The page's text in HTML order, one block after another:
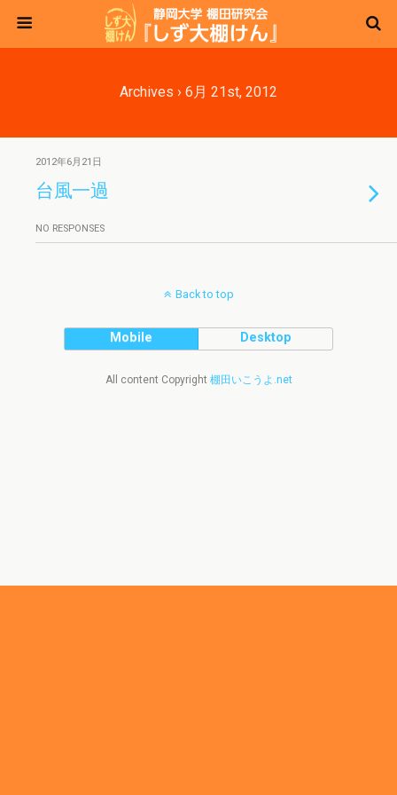
Archives › 6月 21st, 2012
2012年6月21日
台風一過
NO RESPONSES
Back to top
Mobile Desktop
All content Copyright 棚田いこうよ.net